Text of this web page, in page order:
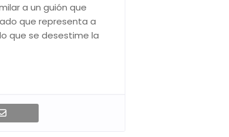
a un guión que
que representa a
que se desestime la